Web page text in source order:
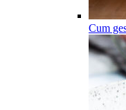
Cum